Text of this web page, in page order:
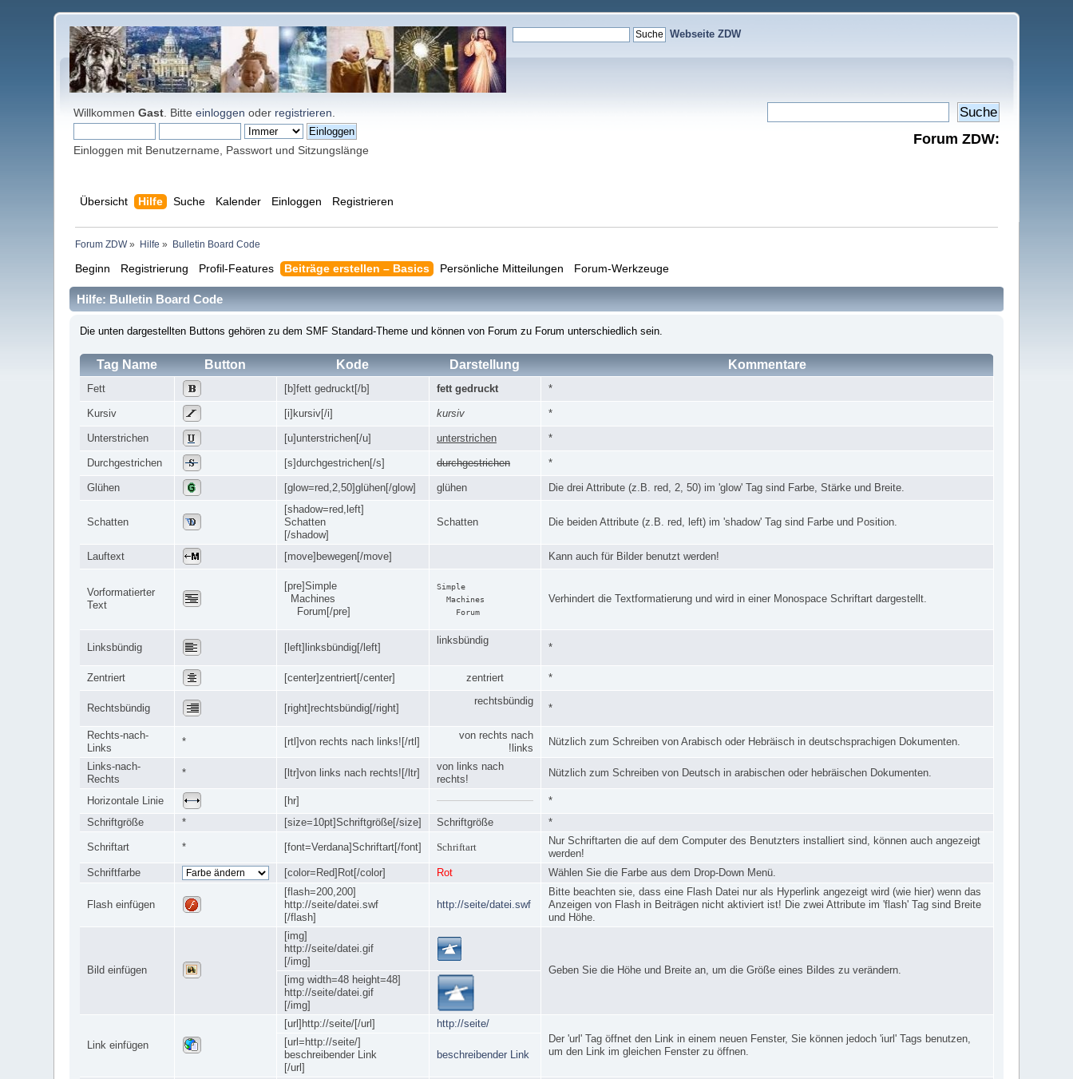
Webseite ZDW
WillkommenGast . Bitteeinloggen oder registrieren
Einloggen mit Benutzername, Passwort und Sitzungslänge
Forum ZDW:
Übersicht Hilfe Suche Kalender Einloggen Registrieren
Forum ZDW» Hilfe » Bulletin Board Code
Beginn Registrierung Profil-Features Beiträge erstellen – Basics Persönliche Mitteilungen Forum-Werkzeuge
Hilfe: Bulletin Board Code
Die unten dargestellten Buttons gehören zu dem SMF Standard-Theme und können von Forum zu Forum unterschiedlich sein.
Tag Name Button Kode Darstellung Kommentare
Fett [b]fett gedruckt[/b] fett gedruckt *
Kursiv [i]kursiv[/i] kursiv *
Unterstrichen [u]unterstrichen[/u] unterstrichen *
Durchgestrichen [s]durchgestrichen[/s] durchgestrichen *
Glühen [glow=red,2,50]glühen[/glow] glühen Die drei Attribute (z.B. red, 2, 50) im 'glow' Tag sind Farbe, Stärke und Breite.
Schatten
[shadow=red,left]
Schatten
[/shadow]
Schatten Die beiden Attribute (z.B. red, left) im 'shadow' Tag sind Farbe und Position.
Lauftext [move]bewegen[/move] Kann auch für Bilder benutzt werden!
Vorformatierter
Text
[pre]Simple
Machines
Forum[/pre]
Simple
  Machines
    Forum
Verhindert die Textformatierung und wird in einer Monospace Schriftart dargestellt.
Linksbündig [left]linksbündig[/left]
linksbündig
*
Zentriert [center]zentriert[/center] zentriert *
Rechtsbündig [right]rechtsbündig[/right]
rechtsbündig
*
Rechts-nach-
Links
* [rtl]von rechts nach links![/rtl]
von rechts nach
links!
Nützlich zum Schreiben von Arabisch oder Hebräisch in deutschsprachigen Dokumenten.
Links-nach-
Rechts
* [ltr]von links nach rechts![/ltr]
von links nach
rechts!
Nützlich zum Schreiben von Deutsch in arabischen oder hebräischen Dokumenten.
Horizontale Linie [hr]
*
Schriftgröße
* [size=10pt]Schriftgröße[/size] Schriftgröße *
Schriftart * [font=Verdana]Schriftart[/font] Schriftart
Nur Schriftarten die auf dem Computer des Benutzters installiert sind, können auch angezeigt
werden!
Schriftfarbe
[color=Red]Rot[/color] Rot Wählen Sie die Farbe aus dem Drop-Down Menü.
Flash einfügen
[flash=200,200]
http://seite/datei.swf
[/flash]
http://seite/datei.swf
Bitte beachten sie, dass eine Flash Datei nur als Hyperlink angezeigt wird (wie hier) wenn das
Anzeigen von Flash in Beiträgen nicht aktiviert ist! Die zwei Attribute im 'flash' Tag sind Breite
und Höhe.
Bild einfügen
[img]
http://seite/datei.gif
[/img]
Geben Sie die Höhe und Breite an, um die Größe eines Bildes zu verändern.
[img width=48 height=48]
http://seite/datei.gif
[/img]
Link einfügen
[url]http://seite/[/url]
http://seite/
Der 'url' Tag öffnet den Link in einem neuen Fenster, Sie können jedoch 'iurl' Tags benutzen,
um den Link im gleichen Fenster zu öffnen.
[url=http://seite/]
beschreibender Link
[/url]
beschreibender Link